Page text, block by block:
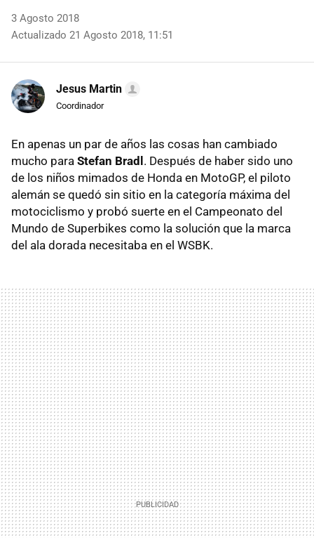
3 Agosto 2018
Actualizado 21 Agosto 2018, 11:51
Jesus Martin
Coordinador
En apenas un par de años las cosas han cambiado
mucho para Stefan Bradl. Después de haber sido uno
de los niños mimados de Honda en MotoGP, el piloto
alemán se quedó sin sitio en la categoría máxima del
motociclismo y probó suerte en el Campeonato del
Mundo de Superbikes como la solución que la marca
del ala dorada necesitaba en el WSBK.